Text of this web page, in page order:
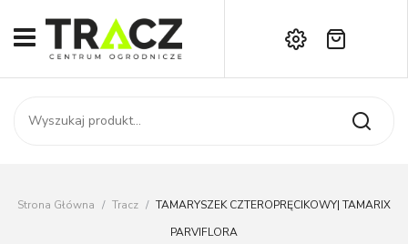
START
SKLEP
Brak produktów w koszyku.
Strona Główna / Tracz / TAMARYSZEK CZTEROPRĘCIKOWY| TAMARIX
PARVIFLORA